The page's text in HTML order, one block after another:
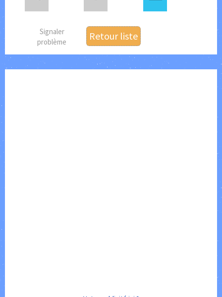
Signaler
problème
Retour liste